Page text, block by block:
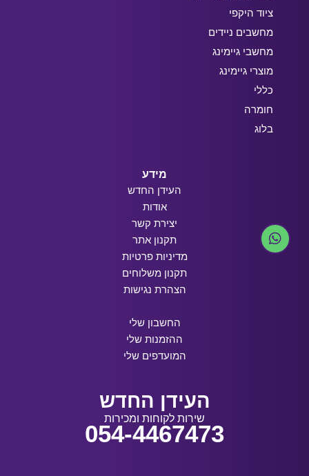
ציוד היקפי
מחשבים ניידים
מחשבי גיימינג
מוצרי גיימינג
כללי
חומרה
בלוג
מידע
העידן החדש
אודות
יצירת קשר
תקנון אתר
מדיניות פרטיות
תקנון משלוחים
הצהרת נגישות
החשבון שלי
ההזמנות שלי
המועדפים שלי
העידן החדש
שירות לקוחות ומכירות
054-4467473